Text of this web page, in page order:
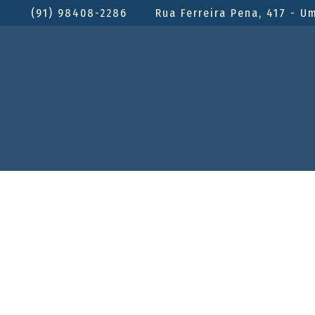
(91) 98408-2286 Rua Ferreira Pena, 417 -